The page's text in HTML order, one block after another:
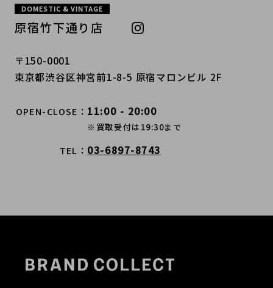
DOMESTIC & VINTAGE
原宿竹下通り店
〒150-0001
東京都渋谷区神宮前1-8-5 原宿マロンビル 2F
OPEN-CLOSE 11:00 - 20:00
※買取受付は19:30まで
TEL 03-6897-8743